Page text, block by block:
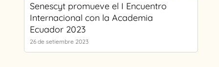
Senescyt promueve el I Encuentro
Internacional con la Academia
Ecuador 2023
26 de setiembre 2023